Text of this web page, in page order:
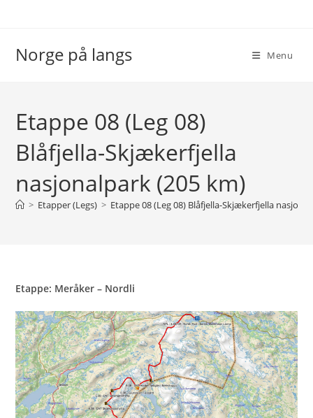
Norge på langs Menu
Etappe 08 (Leg 08)
Blåfjella-Skjækerfjella
nasjonalpark (205 km)
> Etapper (Legs) > Etappe 08 (Leg 08) Blåfjella-Skjækerfjella
Etappe: Meråker – Nordli